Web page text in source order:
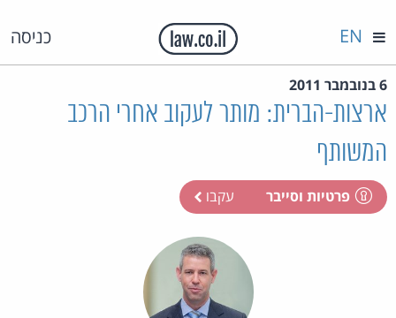
כניסה EN
6 בנובמבר 2011
ארצות-הברית: מותר לעקוב אחרי הרכב
המשותף
פרטיות וסייבר עקבו